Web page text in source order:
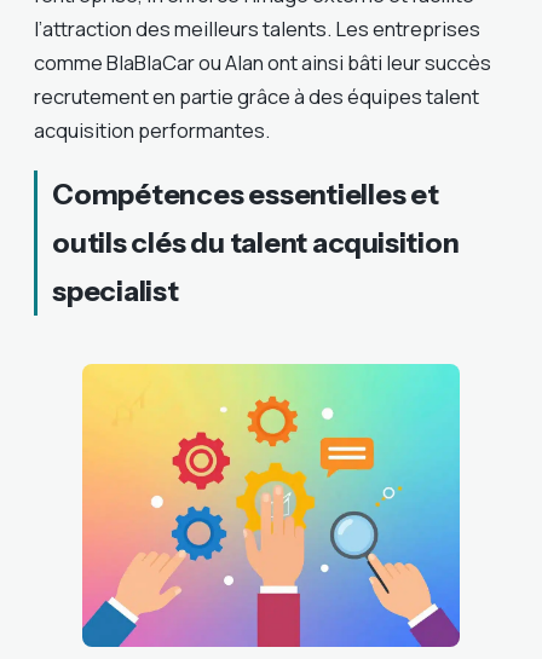
l’attraction des meilleurs talents. Les entreprises
comme BlaBlaCar ou Alan ont ainsi bâti leur succès
recrutement en partie grâce à des équipes talent
acquisition performantes.
Compétences essentielles et
outils clés du talent acquisition
specialist